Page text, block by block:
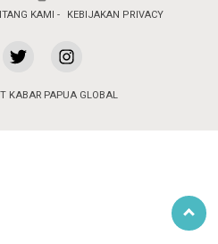
KAMI KEBIJAKAN PRIVACY
KABAR PAPUA GLOBAL